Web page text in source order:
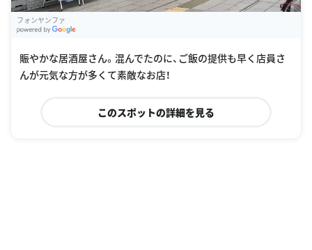
フォンヤンファ
賑やかな居酒屋さん。混んでたのに、ご飯の提供も早く店員さ
んが元気な方が多くて素敵なお店！
このスポットの詳細を見る